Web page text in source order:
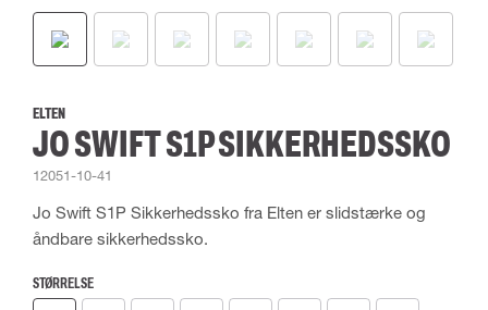
ELTEN
JO SWIFT S1P SIKKERHEDSSKO
12051-10-41
Jo Swift S1P Sikkerhedssko fra Elten er slidstærke og
åndbare sikkerhedssko.
STØRRELSE